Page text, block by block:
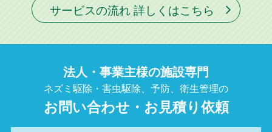
サービスの流れ 詳しくはこちら
法人・事業主様の施設専門
ネズミ駆除・害虫駆除、予防、衛生管理の
お問い合わせ・お見積り依頼